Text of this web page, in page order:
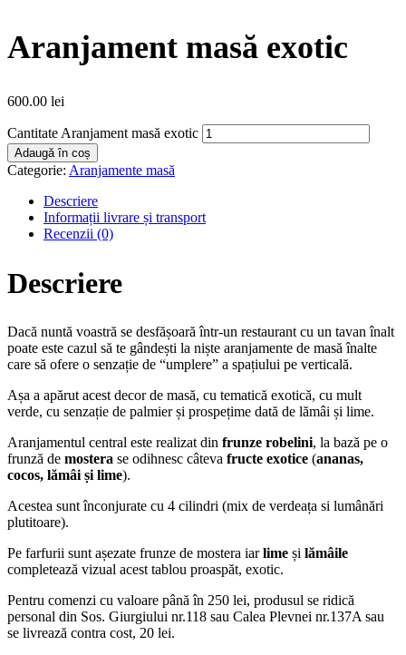
Aranjament masă exotic
600.00 lei
Cantitate Aranjament masă exotic
Adaugă în coș
Categorie: Aranjamente masă
Descriere
Informații livrare și transport
Recenzii (0)
Descriere
Dacă nuntă voastră se desfășoară într-un restaurant cu un tavan înalt
poate este cazul să te gândești la niște aranjamente de masă înalte
care să ofere o senzație de “umplere” a spațiului pe verticală.
Așa a apărut acest decor de masă, cu tematică exotică, cu mult
verde, cu senzație de palmier și prospețime dată de lămâi și lime.
Aranjamentul central este realizat din frunze robelini, la bază pe o
frunză de mostera se odihnesc câteva fructe exotice (ananas,
cocos, lămâi și lime).
Acestea sunt înconjurate cu 4 cilindri (mix de verdeața si lumânări
plutitoare).
Pe farfurii sunt așezate frunze de mostera iarlime și lămâile
completează vizual acest tablou proaspăt, exotic.
Pentru comenzi cu valoare până în 250 lei, produsul se ridică
personal din Sos. Giurgiului nr.118 sau Calea Plevnei nr.137A sau
se livrează contra cost, 20 lei.